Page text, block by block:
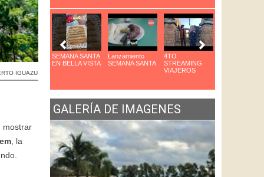
IGUAZU
mostrar
, la
das Aves
Foz
SEMANA SANTA
EN BELLA VISTA
Lanzamiento
SEMANA SANTA
4TO
STREAMING
VIAJEROS
GALERÍA DE IMAGENES